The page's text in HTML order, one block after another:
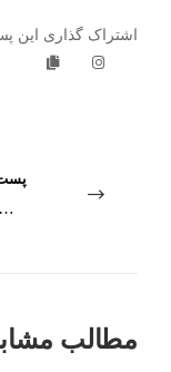
اشتراک گذاری این
تیپ جذاب و سنگین مردانه از چه اصولی پیروی می کند؟
مطالب